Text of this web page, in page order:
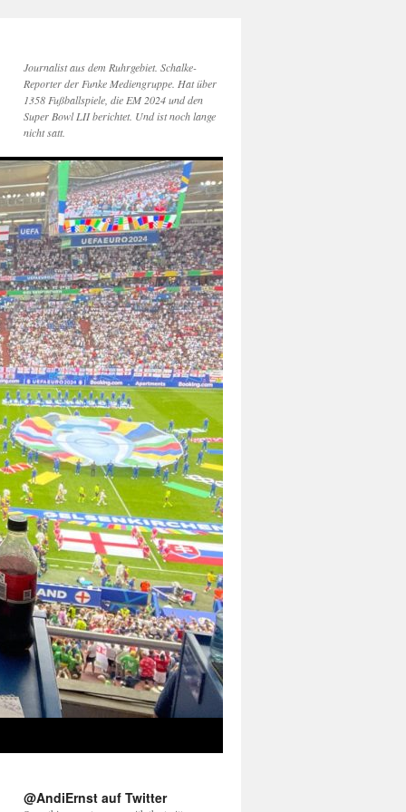
Journalist aus dem Ruhrgebiet. Schalke-
Reporter der Funke Mediengruppe. Hat über
1358 Fußballspiele, die EM 2024 und den
Super Bowl LII berichtet. Und ist noch lange
nicht satt.
@AndiErnst auf Twitter